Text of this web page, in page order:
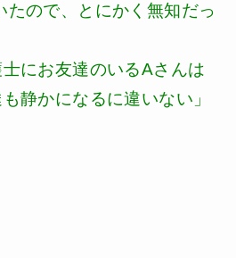
たので、とにかく無知だっ
士にお友達のいるAさんは
静かになるに違いない」